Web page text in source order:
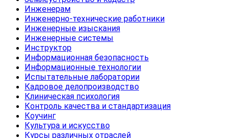
Инженерам
Инженерно-технические работники
Инженерные изыскания
Инженерные системы
Инструктор
Информационная безопасность
Информационные технологии
Испытательные лаборатории
Кадровое делопроизводство
Клиническая психология
Контроль качества и стандартизация
Коучинг
Культура и искусство
Курсы различных отраслей